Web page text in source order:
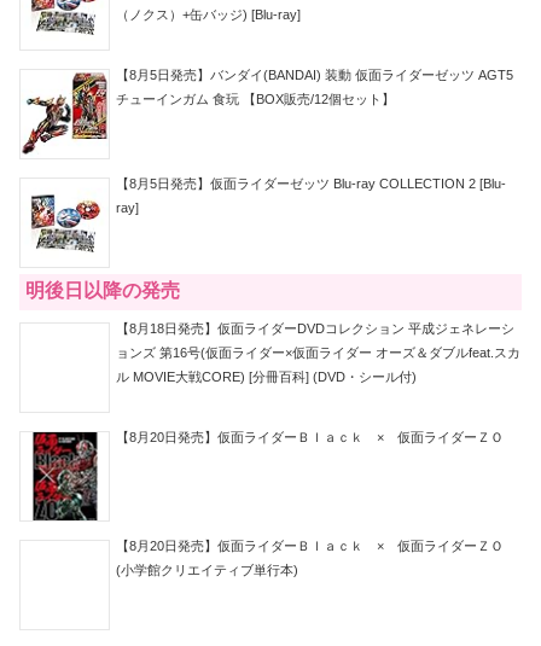
（ノクス）+缶バッジ) [Blu-ray]
【8月5日発売】バンダイ(BANDAI) 装動 仮面ライダーゼッツ AGT5
チューインガム 食玩 【BOX販売/12個セット】
【8月5日発売】仮面ライダーゼッツ Blu-ray COLLECTION 2 [Blu-
ray]
明後日以降の発売
【8月18日発売】仮面ライダーDVDコレクション 平成ジェネレーシ
ョンズ 第16号(仮面ライダー×仮面ライダー オーズ＆ダブルfeat.スカ
ル MOVIE大戦CORE) [分冊百科] (DVD・シール付)
【8月20日発売】仮面ライダーＢｌａｃｋ × 仮面ライダーＺＯ
【8月20日発売】仮面ライダーＢｌａｃｋ × 仮面ライダーＺＯ
(小学館クリエイティブ単行本)